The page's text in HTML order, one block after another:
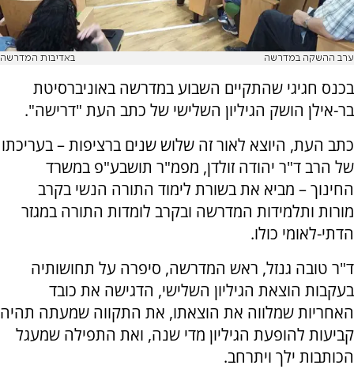
ערב ההשקה במדרשה באדיבות המדרשה
בכנס חגיגי שהתקיים השבוע במדרשה באוניברסיטת
בר-אילן הושק הגיליון השלישי של כתב העת "דרישה".
כתב העת, היוצא לאור זה שלוש שנים ברציפות – בעריכתו
של הרב ד"ר יהודה זולדן, מפמ"ר תושבע"פ במשרד
החינוך – מביא את בשורת לימוד התורה הנשי בקרב
מורות ותלמידות המדרשה ובקרב לומדות התורה במגזר
הדתי-לאומי כולו.
ד"ר טובה גנזל, ראש המדרשה, סיפרה על תחושותיה
בעקבות הוצאת הגיליון השלישי, הדגישה את כובד
האחריות שמלווה את הוצאתו, את התקווה שמעתה תהיה
קביעות להופעת הגיליון מדי שנה, ואת התפילה שמעגל
הכותבות ילך ויתרחב.